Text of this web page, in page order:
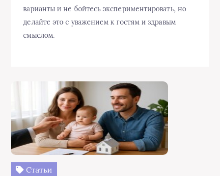
варианты и не бойтесь экспериментировать, но
делайте это с уважением к гостям и здравым
смыслом.
Статьи